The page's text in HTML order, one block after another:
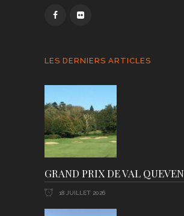
LES DERNIERS ARTICLES
GRAND PRIX DE VAL QUEVEN
18 JUILLET 2026